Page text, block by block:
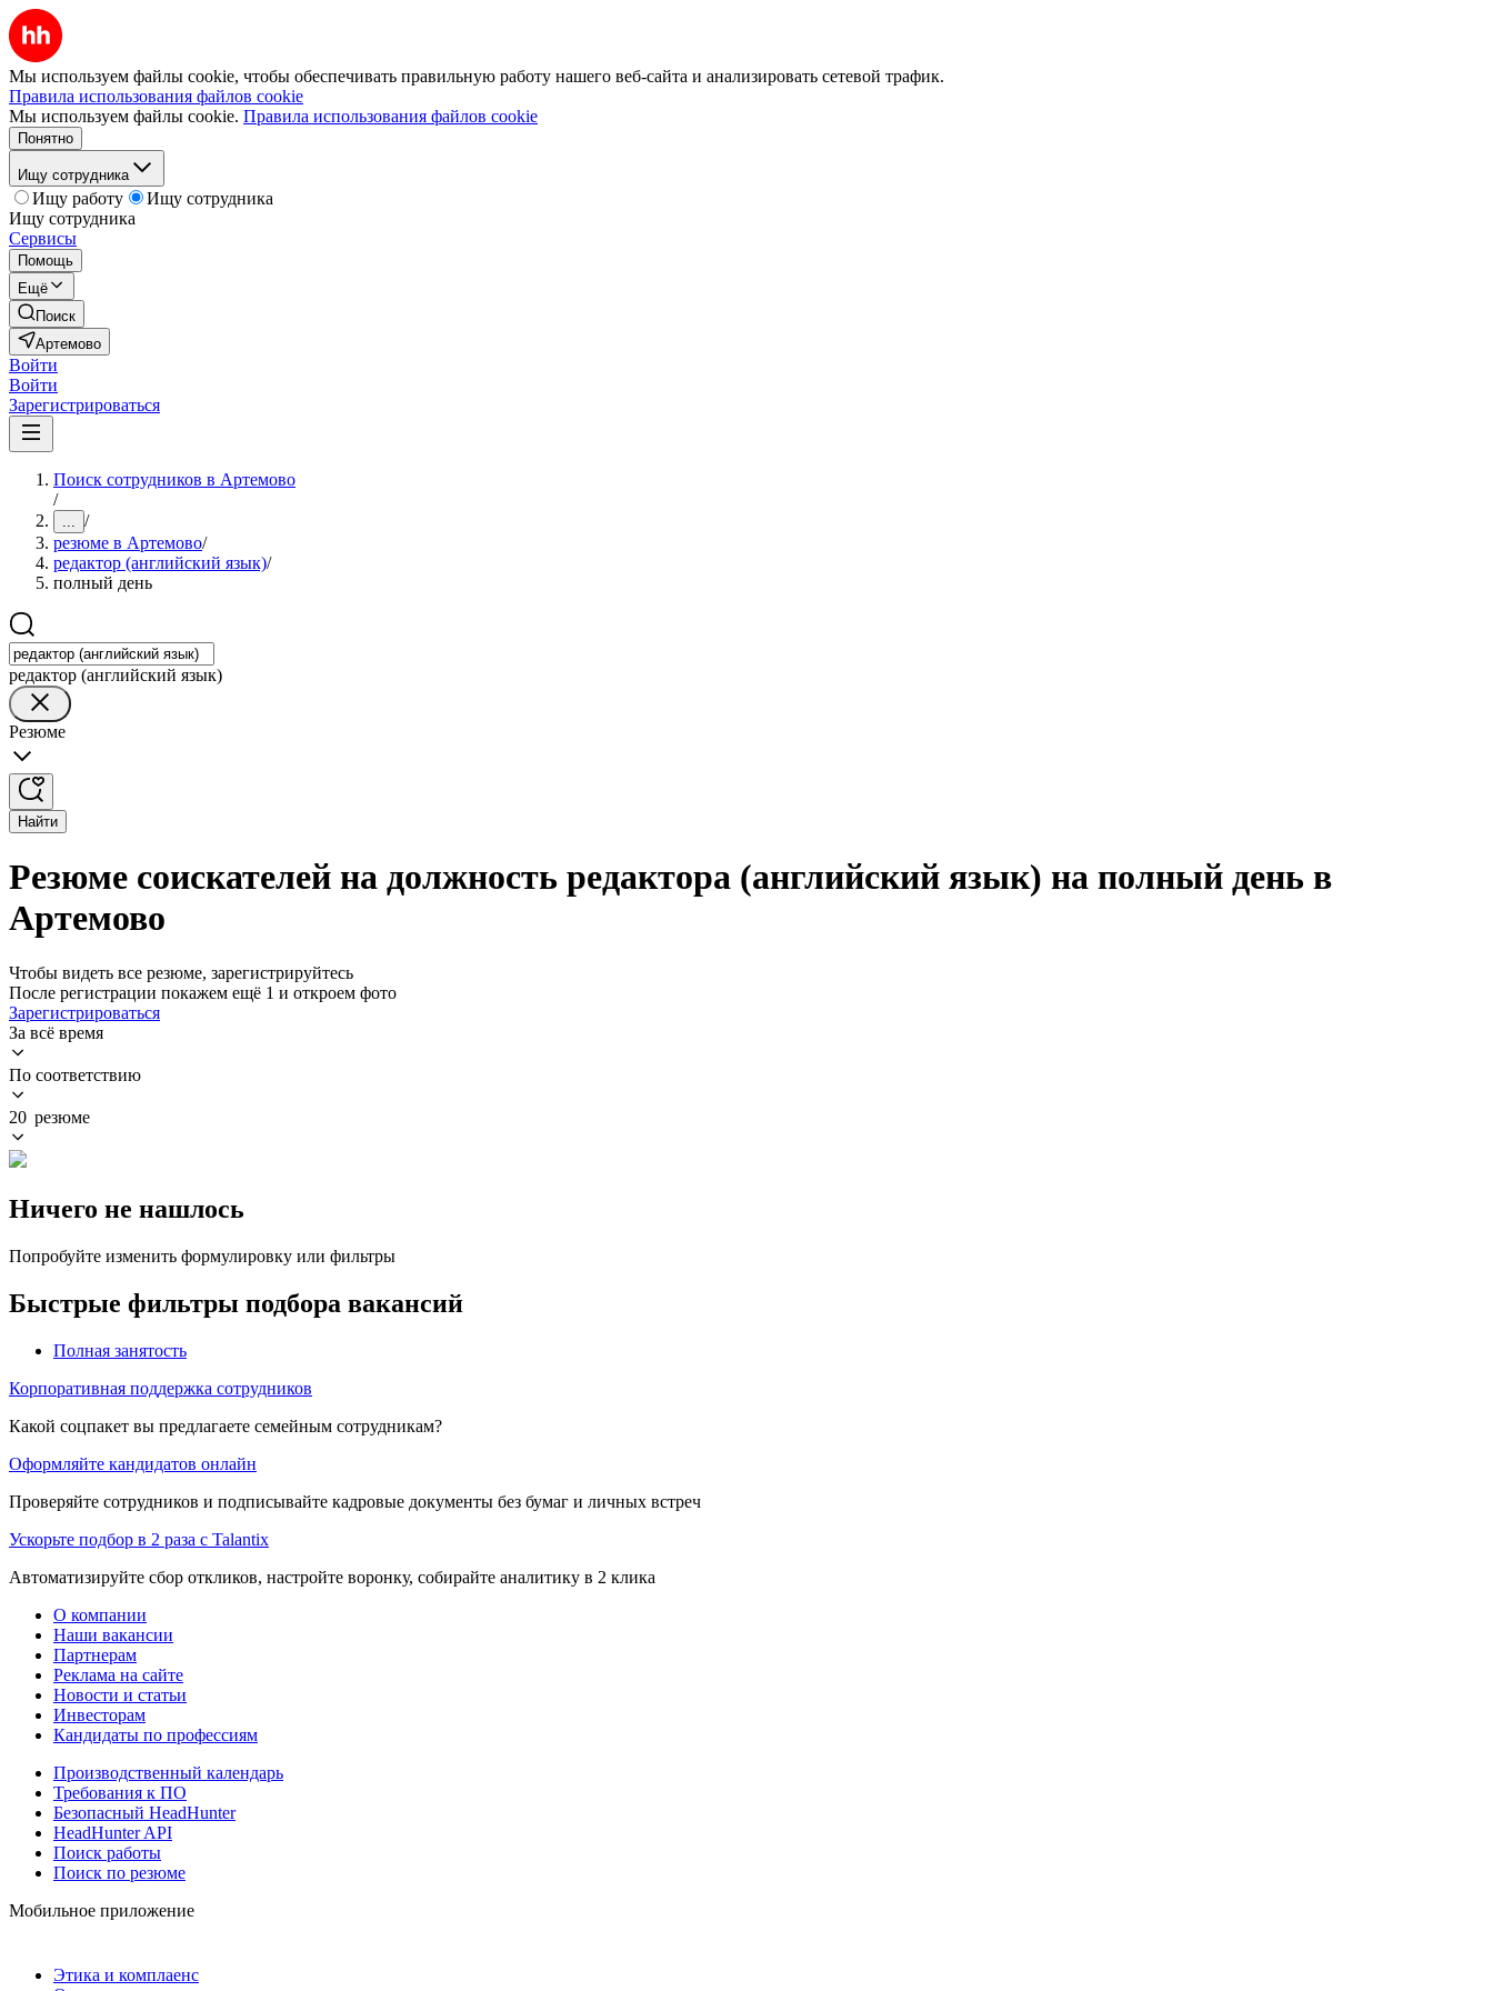
Мы используем файлы cookie, чтобы обеспечивать правильную работу нашего веб-сайта и анализировать сетевой трафик.
Правила использования файлов cookie
Мы используем файлы cookie. Правила использования файлов cookie
Понятно
Ищу сотрудника
Ищу работу
Ищу сотрудника
Ищу сотрудника
Сервисы
Помощь
Ещё
Поиск
Артемово
Войти
Войти
Зарегистрироваться
Поиск сотрудников в Артемово
/
... /
резюме в Артемово/
редактор (английский язык)/
полный день
редактор (английский язык)
Резюме
Найти
Резюме соискателей на должность редактора (английский язык) на полный день в
Артемово
Чтобы видеть все резюме, зарегистрируйтесь
После регистрации покажем ещё 1 и откроем фото
Зарегистрироваться
За всё время
По соответствию
20 резюме
Ничего не нашлось
Попробуйте изменить формулировку или фильтры
Быстрые фильтры подбора вакансий
Полная занятость
Корпоративная поддержка сотрудников
Какой соцпакет вы предлагаете семейным сотрудникам?
Оформляйте кандидатов онлайн
Проверяйте сотрудников и подписывайте кадровые документы без бумаг и личных встреч
Ускорьте подбор в 2 раза с Talantix
Автоматизируйте сбор откликов, настройте воронку, собирайте аналитику в 2 клика
О компании
Наши вакансии
Партнерам
Реклама на сайте
Новости и статьи
Инвесторам
Кандидаты по профессиям
Производственный календарь
Требования к ПО
Безопасный HeadHunter
HeadHunter API
Поиск работы
Поиск по резюме
Мобильное приложение
Этика и комплаенс